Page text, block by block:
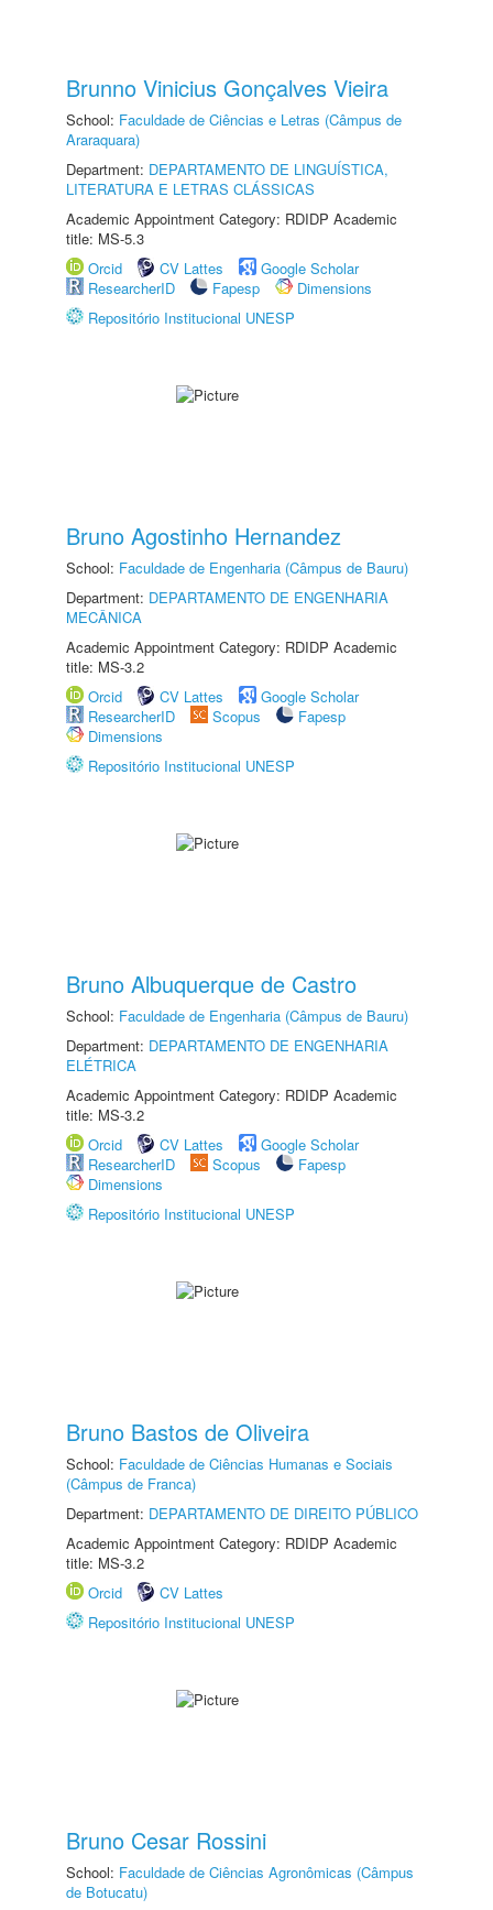
Brunno Vinicius Gonçalves Vieira
School: Faculdade de Ciências e Letras (Câmpus de
Araraquara)
Department: DEPARTAMENTO DE LINGUÍSTICA,
LITERATURA E LETRAS CLÁSSICAS
Academic Appointment Category: RDIDP Academic
title: MS-5.3
Orcid
CV Lattes
Google Scholar
ResearcherID
Fapesp
Dimensions
Repositório Institucional UNESP
Bruno Agostinho Hernandez
School: Faculdade de Engenharia (Câmpus de Bauru)
Department: DEPARTAMENTO DE ENGENHARIA
MECÂNICA
Academic Appointment Category: RDIDP Academic
title: MS-3.2
Orcid
CV Lattes
Google Scholar
ResearcherID
Scopus
Fapesp
Dimensions
Repositório Institucional UNESP
Bruno Albuquerque de Castro
School: Faculdade de Engenharia (Câmpus de Bauru)
Department: DEPARTAMENTO DE ENGENHARIA
ELÉTRICA
Academic Appointment Category: RDIDP Academic
title: MS-3.2
Orcid
CV Lattes
Google Scholar
ResearcherID
Scopus
Fapesp
Dimensions
Repositório Institucional UNESP
Bruno Bastos de Oliveira
School: Faculdade de Ciências Humanas e Sociais
(Câmpus de Franca)
Department: DEPARTAMENTO DE DIREITO PÚBLICO
Academic Appointment Category: RDIDP Academic
title: MS-3.2
Orcid
CV Lattes
Repositório Institucional UNESP
Bruno Cesar Rossini
School: Faculdade de Ciências Agronômicas (Câmpus
de Botucatu)